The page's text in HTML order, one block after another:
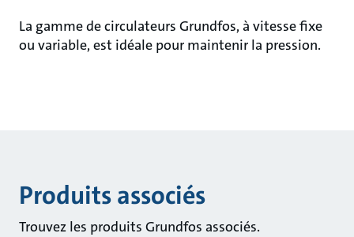
La gamme de circulateurs Grundfos, à vitesse fixe
ou variable, est idéale pour maintenir la pression.
Produits associés
Trouvez les produits Grundfos associés.